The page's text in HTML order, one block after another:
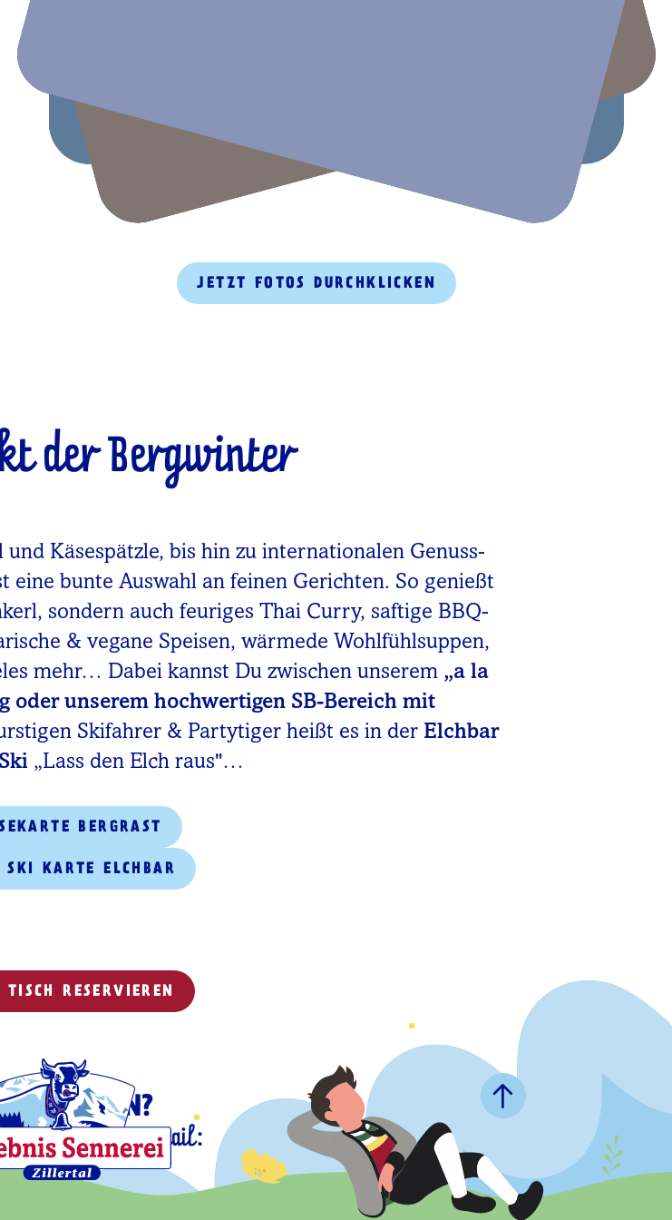
JETZT FOTOS DURCHKLICKEN
der Bergwinter
Käsespätzle, bis hin zu internationalen Genuss-
bunte Auswahl an feinen Gerichten. So genießt
sondern auch feuriges Thai Curry, saftige BBQ-
& vegane Speisen, wärmede Wohlfühlsuppen,
mehr… Dabei kannst Du zwischen unserem „a la
oder unserem hochwertigen SB-Bereich mit
Skifahrer & Partytiger heißt es in der Elchbar
„Lass den Elch raus"…
BERGRAST
SKI KARTE ELCHBAR
RESERVIEREN
FRAGEN?
uns gerne per Mail:
info@bergrast.at